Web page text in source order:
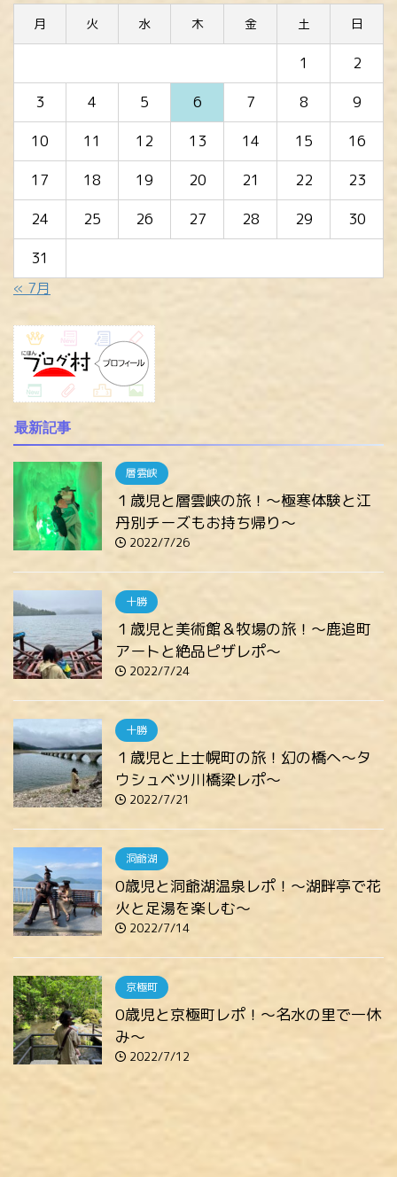
月
火 水 木 金 土 日
1
2
3
4 5 6 7 8
9
10
11 12 13 14 15
16
17
18 19 20 21 22
23
24
25 26 27 28 29
30
31
« 7月
最新記事
層雲峡
１歳児と層雲峡の旅！～極寒体験と江
丹別チーズもお持ち帰り～
2022/7/26
十勝
１歳児と美術館＆牧場の旅！～鹿追町
アートと絶品ピザレポ～
2022/7/24
十勝
１歳児と上士幌町の旅！幻の橋へ～タ
ウシュベツ川橋梁レポ～
2022/7/21
洞爺湖
0歳児と洞爺湖温泉レポ！～湖畔亭で花
火と足湯を楽しむ～
2022/7/14
京極町
0歳児と京極町レポ！～名水の里で一休
み～
2022/7/12